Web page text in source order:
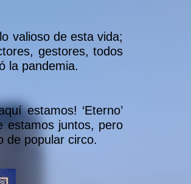
valioso de esta vida;
gestores, todos
la pandemia.
estamos! ‘Eterno’
estamos juntos, pero
de popular circo.